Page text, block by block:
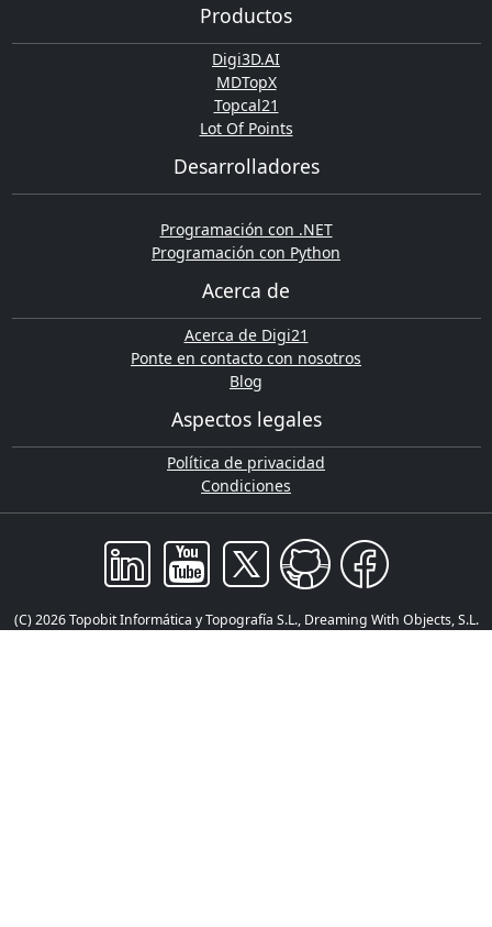
Productos
Digi3D.AI
MDTopX
Topcal21
Lot Of Points
Desarrolladores
Programación con .NET
Programación con Python
Acerca de
Acerca de Digi21
Ponte en contacto con nosotros
Blog
Aspectos legales
Política de privacidad
Condiciones
(C) 2026 Topobit Informática y Topografía S.L., Dreaming With Objects, S.L.